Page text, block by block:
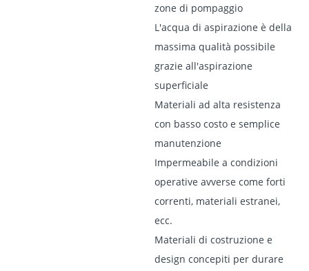
zone di pompaggio
L'acqua di aspirazione è della
massima qualità possibile
grazie all'aspirazione
superficiale
Materiali ad alta resistenza
con basso costo e semplice
manutenzione
Impermeabile a condizioni
operative avverse come forti
correnti, materiali estranei,
ecc.
Materiali di costruzione e
design concepiti per durare